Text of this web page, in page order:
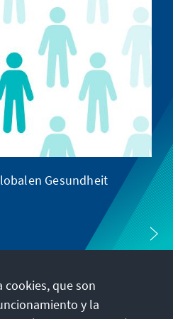
Gesundheit
cookies, que son
y la